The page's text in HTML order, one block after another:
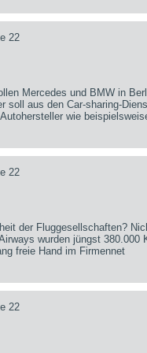
22
Mercedes und BMW in
soll aus den Car-sharing-
wie
22
der Fluggesellschaften?
wurden jüngst 380.000
freie Hand im Firmennet
22